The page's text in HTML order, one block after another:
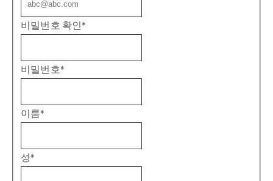
비밀번호 확인 *
비밀번호*
이름*
성*